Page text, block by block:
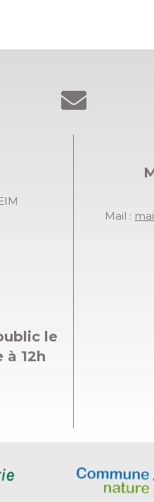
le
à 12h
Mail :